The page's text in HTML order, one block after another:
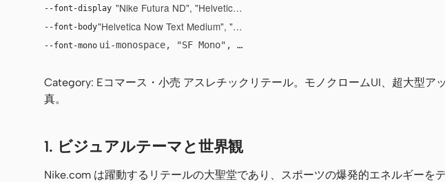
--font-display "Nike Futura ND", "Helvetica Now Display Medium", "Helvetica Now
--font-body"Helvetica Now Text Medium", "Helvetica Now Text", "Helvetica Neue", Helvetica,
--font-mono ui-monospace, "SF Mono", "JetBrains Mono", Menlo, Monaco,
Category: Eコマース・小売 アスレチックリテール。モノクロームUI、超大型ア
真。
1. ビジュアルテーマと世界観
Nike.com は躍動するリテールの大聖堂であり、スポーツの爆発的エネルギーを